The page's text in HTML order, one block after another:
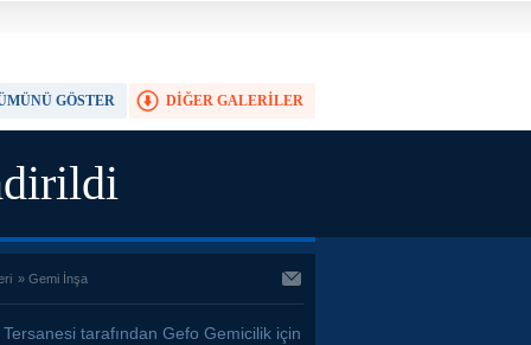
DİĞER GALERİLER
GÖSTER
» Gemi İnşa
tarafından Gefo Gemicilik için